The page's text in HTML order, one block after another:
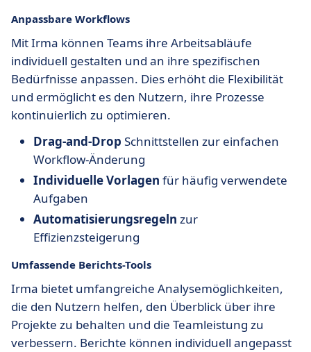
Anpassbare Workflows
Mit Irma können Teams ihre Arbeitsabläufe
individuell gestalten und an ihre spezifischen
Bedürfnisse anpassen. Dies erhöht die Flexibilität
und ermöglicht es den Nutzern, ihre Prozesse
kontinuierlich zu optimieren.
Drag-and-Drop Schnittstellen zur einfachen
Workflow-Änderung
Individuelle Vorlagen für häufig verwendete
Aufgaben
Automatisierungsregeln zur
Effizienzsteigerung
Umfassende Berichts-Tools
Irma bietet umfangreiche Analysemöglichkeiten,
die den Nutzern helfen, den Überblick über ihre
Projekte zu behalten und die Teamleistung zu
verbessern. Berichte können individuell angepasst